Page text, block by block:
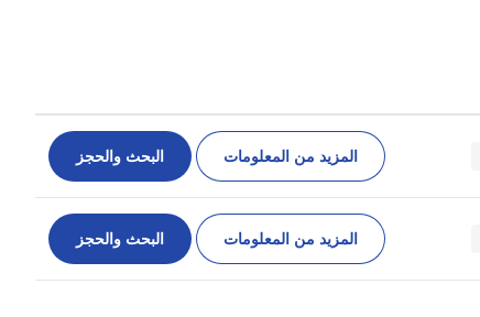
المزيد من المعلومات البحث والحجز
المزيد من المعلومات البحث والحجز